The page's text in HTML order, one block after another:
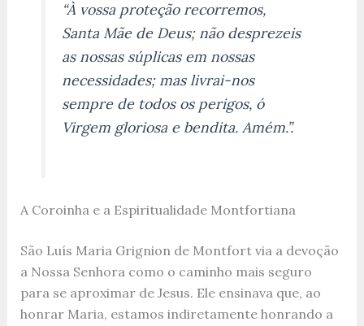
“À vossa proteção recorremos,
Santa Mãe de Deus; não desprezeis
as nossas súplicas em nossas
necessidades; mas livrai-nos
sempre de todos os perigos, ó
Virgem gloriosa e bendita. Amém.”.
A Coroinha e a Espiritualidade Montfortiana
São Luís Maria Grignion de Montfort via a devoção
a Nossa Senhora como o caminho mais seguro
para se aproximar de Jesus. Ele ensinava que, ao
honrar Maria, estamos indiretamente honrando a